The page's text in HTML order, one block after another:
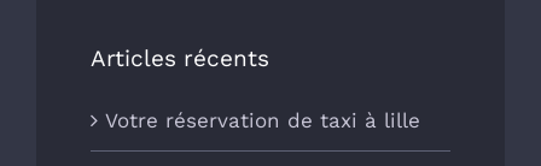
Articles récents
Votre réservation de taxi à lille